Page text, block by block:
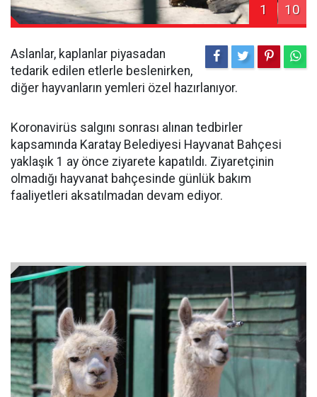
1 10
Aslanlar, kaplanlar piyasadan
tedarik edilen etlerle beslenirken,
diğer hayvanların yemleri özel hazırlanıyor.
Koronavirüs salgını sonrası alınan tedbirler
kapsamında Karatay Belediyesi Hayvanat Bahçesi
yaklaşık 1 ay önce ziyarete kapatıldı. Ziyaretçinin
olmadığı hayvanat bahçesinde günlük bakım
faaliyetleri aksatılmadan devam ediyor.